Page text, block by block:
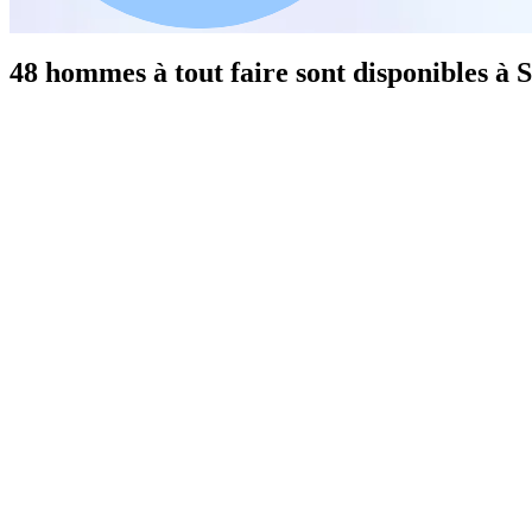
48 hommes à tout faire sont disponibles à